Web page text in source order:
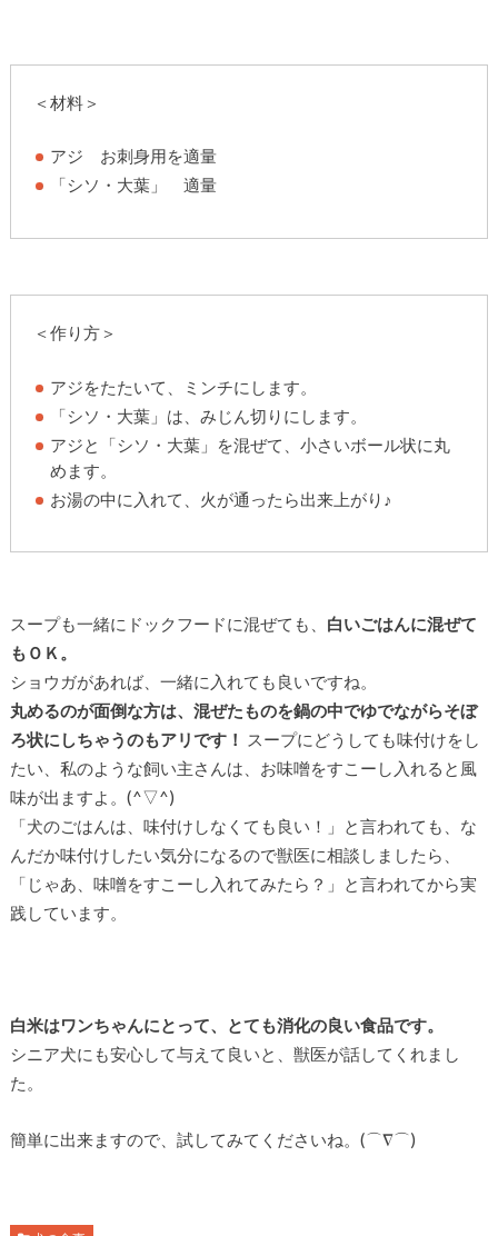
＜材料＞
アジ お刺身用を適量
「シソ・大葉」 適量
＜作り方＞
アジをたたいて、ミンチにします。
「シソ・大葉」は、みじん切りにします。
アジと「シソ・大葉」を混ぜて、小さいボール状に丸
めます。
お湯の中に入れて、火が通ったら出来上がり♪
スープも一緒にドックフードに混ぜても、 白いごはんに混ぜて
もＯＫ。
ショウガがあれば、一緒に入れても良いですね。
丸めるのが面倒な方は、混ぜたものを鍋の中でゆでながらそぼ
ろ状にしちゃうのもアリです！
スープにどうしても味付けをし
たい、私のような飼い主さんは、お味噌をすこーし入れると風
味が出ますよ。(^▽^)
「犬のごはんは、味付けしなくても良い！」と言われても、な
んだか味付けしたい気分になるので獣医に相談しましたら、
「じゃあ、味噌をすこーし入れてみたら？」と言われてから実
践しています。
白米はワンちゃんにとって、とても消化の良い食品です。
シニア犬にも安心して与えて良いと、獣医が話してくれまし
た。
簡単に出来ますので、試してみてくださいね。(⌒∇⌒)